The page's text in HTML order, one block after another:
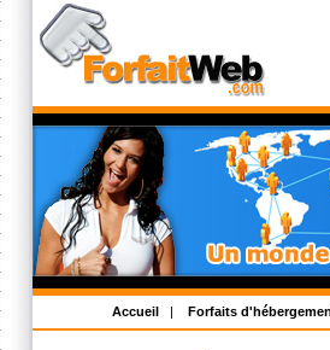
Accueil| Forfaits